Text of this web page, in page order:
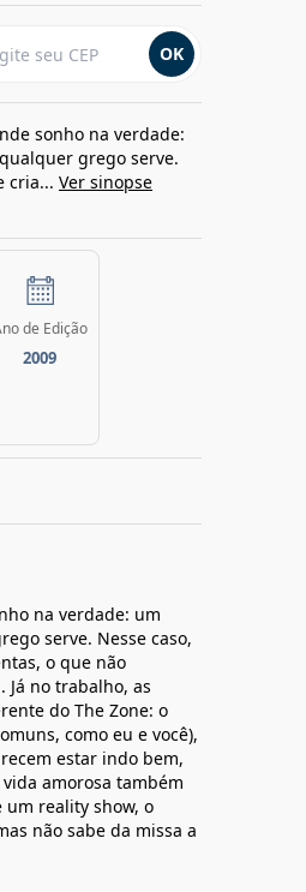
OK
sonho na verdade:
grego serve.
cria... Ver sinopse
de Edição
2009
na verdade: um
serve. Nesse caso,
o que não
no trabalho, as
do The Zone: o
como eu e você),
estar indo bem,
amorosa também
um reality show, o
não sabe da missa a